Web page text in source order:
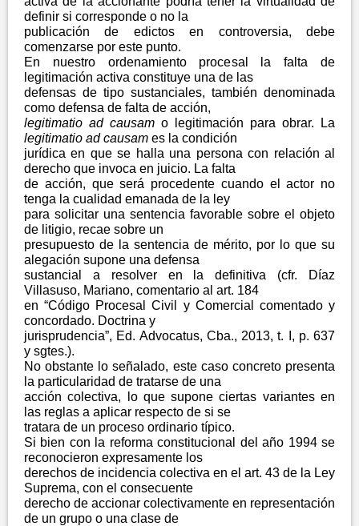
definir si corresponde o no la
publicación de edictos en controversia, debe
comenzarse por este punto.
En nuestro ordenamiento procesal la falta de
legitimación activa constituye una de las
defensas de tipo sustanciales, también denominada
como defensa de falta de acción,
legitimatio ad causam o legitimación para obrar. La
legitimatio ad causam es la condición
jurídica en que se halla una persona con relación al
derecho que invoca en juicio. La falta
de acción, que será procedente cuando el actor no
tenga la cualidad emanada de la ley
para solicitar una sentencia favorable sobre el objeto
de litigio, recae sobre un
presupuesto de la sentencia de mérito, por lo que su
alegación supone una defensa
sustancial a resolver en la definitiva (cfr. Díaz
Villasuso, Mariano, comentario al art. 184
en “Código Procesal Civil y Comercial comentado y
concordado. Doctrina y
jurisprudencia”, Ed. Advocatus, Cba., 2013, t. I, p. 637
y sgtes.).
No obstante lo señalado, este caso concreto presenta
la particularidad de tratarse de una
acción colectiva, lo que supone ciertas variantes en
las reglas a aplicar respecto de si se
tratara de un proceso ordinario típico.
Si bien con la reforma constitucional del año 1994 se
reconocieron expresamente los
derechos de incidencia colectiva en el art. 43 de la Ley
Suprema, con el consecuente
derecho de accionar colectivamente en representación
de un grupo o una clase de